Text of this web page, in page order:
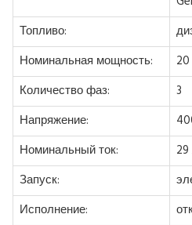
Топливо:
Номинальная мощность:
Количество фаз:
3
Напряжение:
Номинальный ток:
Запуск:
Исполнение: